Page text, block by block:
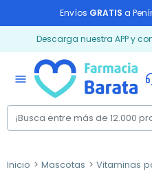
Envíos GRATIS a
Descarga nuestra APP y
menu
Inicio Mascotas Vitaminas